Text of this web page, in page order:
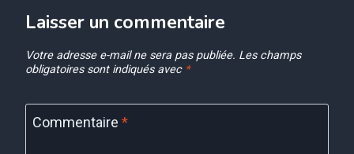
Laisser un commentaire
Votre adresse e-mail ne sera pas publiée. Les champs
obligatoires sont indiqués avec *
Commentaire *